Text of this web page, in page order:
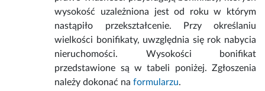
wysokość uzależniona jest od roku w którym
nastąpiło przekształcenie. Przy określaniu
wielkości bonifikaty, uwzględnia się rok nabycia
nieruchomości. Wysokości bonifikat
przedstawione są w tabeli poniżej. Zgłoszenia
należy dokonać naformularzu.